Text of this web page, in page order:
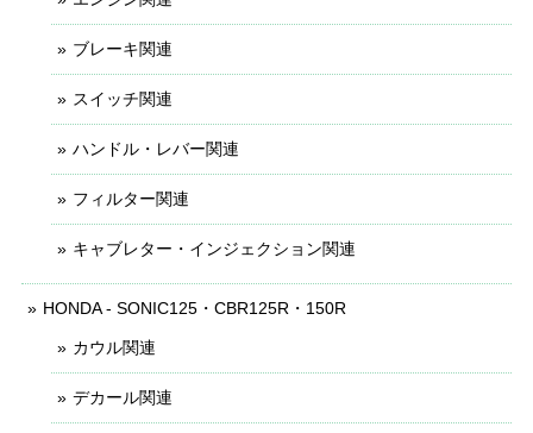
ブレーキ関連
スイッチ関連
ハンドル・レバー関連
フィルター関連
キャブレター・インジェクション関連
HONDA - SONIC125・CBR125R・150R
カウル関連
デカール関連